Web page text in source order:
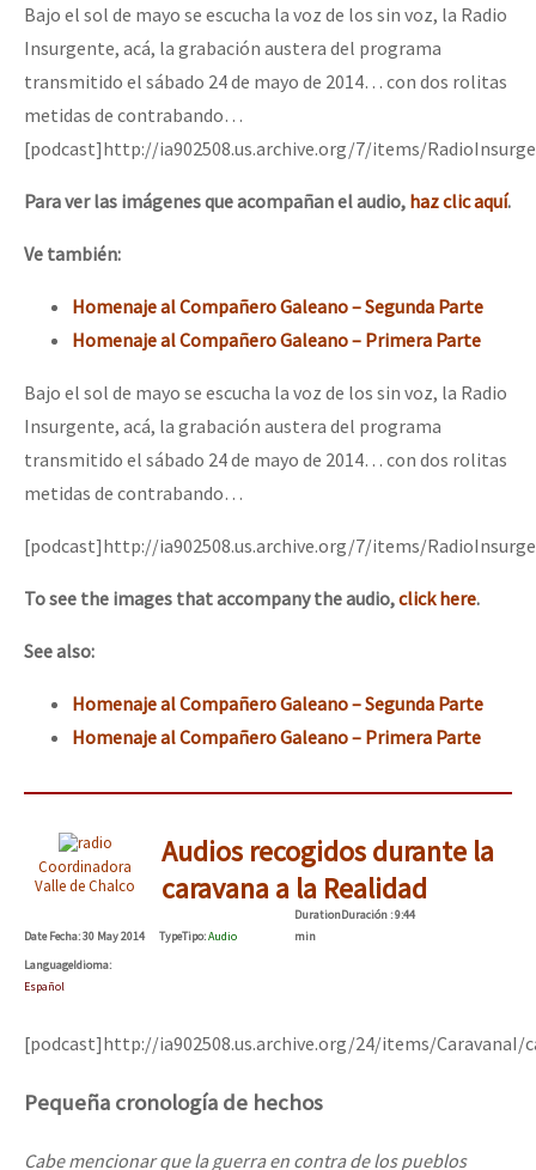
Bajo el sol de mayo se escucha la voz de los sin voz, la Radio
Insurgente, acá, la grabación austera del programa
transmitido el sábado 24 de mayo de 2014… con dos rolitas
metidas de contrabando…
[podcast]http://ia902508.us.archive.org/7/items/
Para ver las imágenes que acompañan el audio, haz clic aquí.
Ve también:
Homenaje al Compañero Galeano – Segunda Parte
Homenaje al Compañero Galeano – Primera Parte
Bajo el sol de mayo se escucha la voz de los sin voz, la Radio
Insurgente, acá, la grabación austera del programa
transmitido el sábado 24 de mayo de 2014… con dos rolitas
metidas de contrabando…
[podcast]http://ia902508.us.archive.org/7/items/
To see the images that accompany the audio,click here.
See also:
Homenaje al Compañero Galeano – Segunda Parte
Homenaje al Compañero Galeano – Primera Parte
Coordinadora
Valle de Chalco
Audios recogidos durante la
caravana a la Realidad
DateFecha: 30 May 2014 TypeTipo:Audio
DurationDuración: 9:44
min
LanguageIdioma:
Español
[podcast]http://ia902508.us.archive.org/24/items/CaravanaI/
Pequeña cronología de hechos
Cabe mencionar que la guerra en contra de los pueblos